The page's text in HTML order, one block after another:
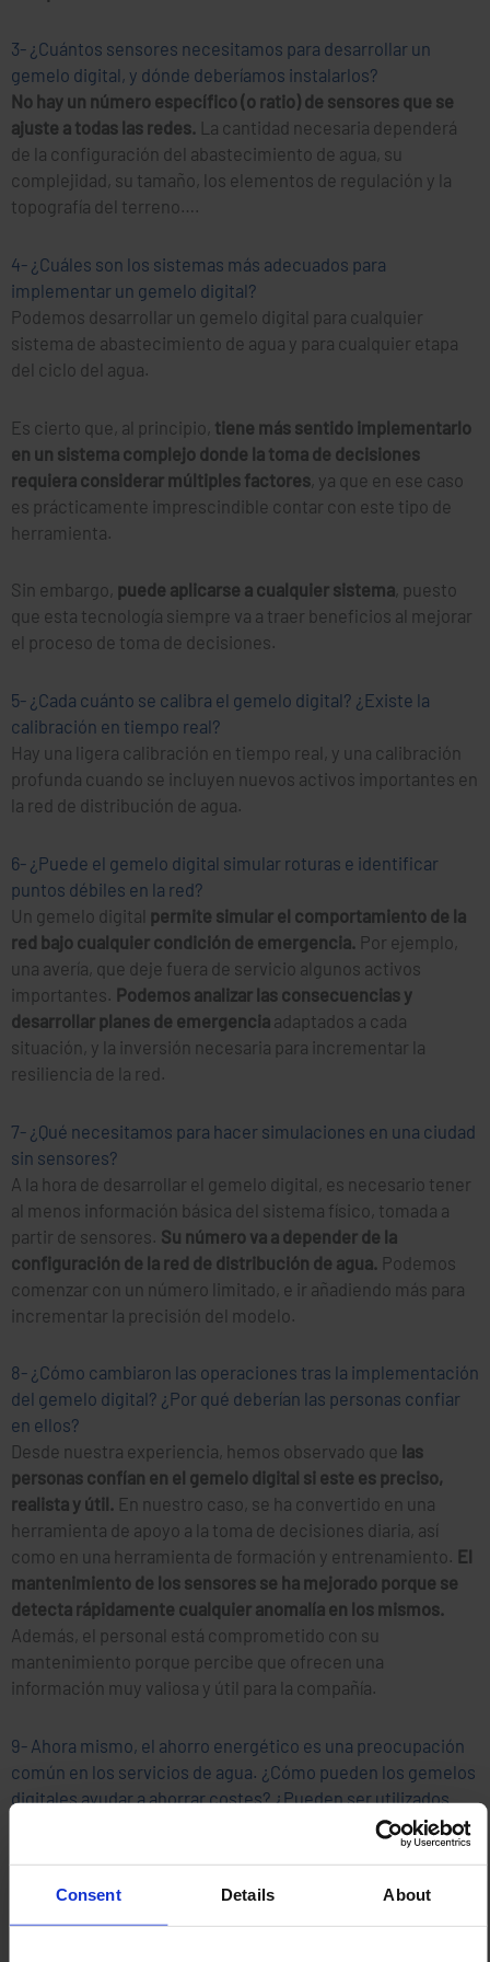
Consent Details About
3- ¿Cuántos sensores necesitamos para desarrollar un
gemelo digital, y dónde deberíamos instalarlos?
No hay un número específico (o ratio) de sensores que se
ajuste a todas las redes. La cantidad necesaria dependerá
de la configuración del abastecimiento de agua, su
complejidad, su tamaño, los elementos de regulación y la
topografía del terreno….
4- ¿Cuáles son los sistemas más adecuados para
implementar un gemelo digital?
Podemos desarrollar un gemelo digital para cualquier
sistema de abastecimiento de agua y para cualquier etapa
del ciclo del agua.
Es cierto que, al principio, tiene más sentido implementarlo
en un sistema complejo donde la toma de decisiones
requiera considerar múltiples factores, ya que en ese caso
es prácticamente imprescindible contar con este tipo de
herramienta.
Sin embargo, puede aplicarse a cualquier sistema, puesto
que esta tecnología siempre va a traer beneficios al mejorar
el proceso de toma de decisiones.
5- ¿Cada cuánto se calibra el gemelo digital? ¿Existe la
calibración en tiempo real?
Hay una ligera calibración en tiempo real, y una calibración
profunda cuando se incluyen nuevos activos importantes en
la red de distribución de agua.
6- ¿Puede el gemelo digital simular roturas e identificar
puntos débiles en la red?
Un gemelo digital permite simular el comportamiento de la
red bajo cualquier condición de emergencia. Por ejemplo,
una avería, que deje fuera de servicio algunos activos
importantes. Podemos analizar las consecuencias y
desarrollar planes de emergencia adaptados a cada
situación, y la inversión necesaria para incrementar la
resiliencia de la red.
7- ¿Qué necesitamos para hacer simulaciones en una ciudad
sin sensores?
A la hora de desarrollar el gemelo digital, es necesario tener
al menos información básica del sistema físico, tomada a
partir de sensores. Su número va a depender de la
configuración de la red de distribución de agua. Podemos
comenzar con un número limitado, e ir añadiendo más para
incrementar la precisión del modelo.
8- ¿Cómo cambiaron las operaciones tras la implementación
del gemelo digital? ¿Por qué deberían las personas confiar
en ellos?
Desde nuestra experiencia, hemos observado que las
personas confían en el gemelo digital si este es preciso,
realista y útil. En nuestro caso, se ha convertido en una
herramienta de apoyo a la toma de decisiones diaria, así
como en una herramienta de formación y entrenamiento. El
mantenimiento de los sensores se ha mejorado porque se
detecta rápidamente cualquier anomalía en los mismos.
Además, el personal está comprometido con su
mantenimiento porque percibe que ofrecen una
información muy valiosa y útil para la compañía.
9- Ahora mismo, el ahorro energético es una preocupación
común en los servicios de agua. ¿Cómo pueden los gemelos
digitales ayudar a ahorrar costes? ¿Pueden ser utilizados
diariamente para para optimizar el consumo energético en
casos de uso, como la reducción del consumo energético y
su coste, lo que efectivamente es una prioridad en la